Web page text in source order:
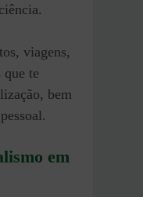
viagens,
que te
bem
em